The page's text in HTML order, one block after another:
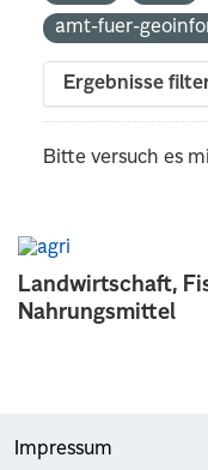
Landwirtschaft,
Nahrungsmittel
amt-fuer-
Ergebnisse
Bitte versuch es
Impressum